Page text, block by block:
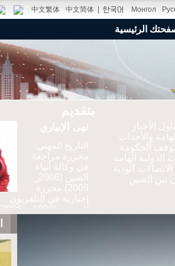
Монгол
中文简体
中文繁体
الرئيسية
الأخبار
والأحداث
الحكومة
الدولية الهامة
الودية
بين الصين
بتقديم
نهى الإبياري
التاريخ المهني:
محررة مراجعة
في وكالة أنباء
2009) محررة
إخبارية في التلفزيون
المصري(1998 _ 2006)